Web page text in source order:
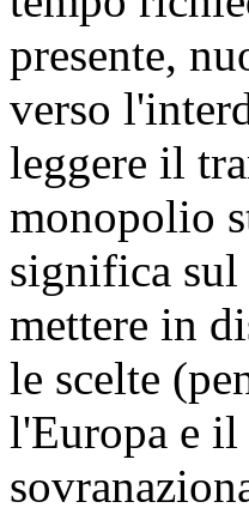
presente,
verso
leggere il
monopolio
significa
mettere in
le scelte
l'Europa e